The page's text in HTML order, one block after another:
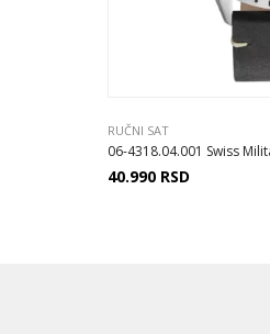
RUČNI SAT
06-4318.04.001 Swiss
40.990 RSD